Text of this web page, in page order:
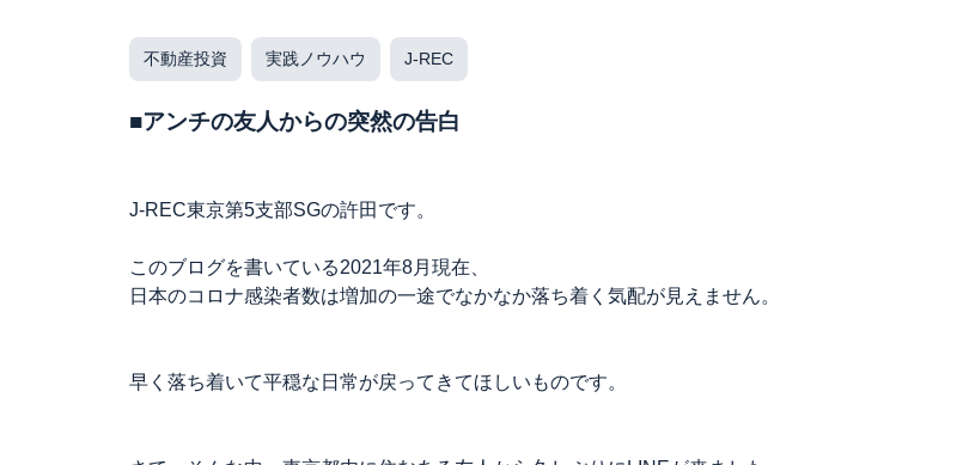
不動産投資 実践ノウハウ J-REC
■アンチの友人からの突然の告白
J-REC東京第5支部SGの許田です。
このブログを書いている2021年8月現在、
日本のコロナ感染者数は増加の一途でなかなか落ち着く気配が見えません。
早く落ち着いて平穏な日常が戻ってきてほしいものです。